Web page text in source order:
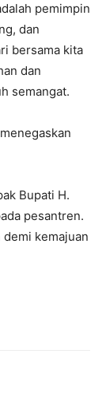
pemimpin
dan
bersama kita
dan
semangat.
Bupati H.
pesantren.
kemajuan